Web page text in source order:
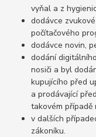
vyňal a z
dodávce
počítačového
dodávce novin,
dodání
nosiči a byl
kupujícího před
a prodávající
takovém případě
v dalších
zákoníku.